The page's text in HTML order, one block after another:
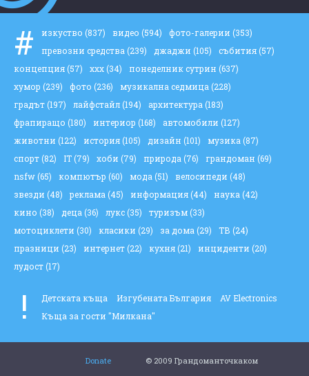
# изкуство (837) видео (594) фото-галерии (353)
превозни средства (239) джаджи (105) събития(57)
концепция(57) ххх(34) понеделник сутрин (637)
хумор (239) фото (236) музикална седмица (228)
градът(197) лайфстайл(194) архитектура (183)
фрапиращо (180) интериор (168) автомобили (127)
животни (122) история(105) дизайн (101) музика (87)
спорт(82) IT(79) хоби (79) природа (76) грандоман (69)
nsfw(65) компютър (60) мода (51) велосипеди (48)
звезди (48) реклама (45) информация(44) наука (42)
кино (38) деца (36) лукс(35) туризъм(33)
мотоциклети (30) класики (29) за дома (29) ТВ (24)
празници (23) интернет(22) кухня(21) инциденти (20)
лудост(17)
! Детската къща Изгубената България
AV Electronics
Къща за гости "Милкана"
Donate © 2009 Грандоманточкаком